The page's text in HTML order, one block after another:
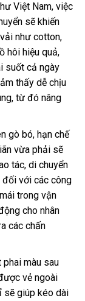
Việt Nam, việc
sẽ khiến
như cotton,
hôi hiệu quả,
suốt cả ngày
thấy dễ chịu
từ đó nâng
gò bó, hạn chế
vừa phải sẽ
tác, di chuyển
đối với các công
trong vận
cho nhân
các chấn
màu sau
vẻ ngoài
sẽ giúp kéo dài